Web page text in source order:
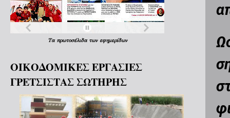
Τα πρωτοσέλιδα των εφημερίδων
ΟΙΚΟΔΟΜΙΚΕΣ ΕΡΓΑΣΙΕΣ
ΓΡΕΤΣΙΣΤΑΣ ΣΩΤΗΡΗΣ